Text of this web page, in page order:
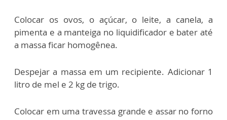
Colocar os ovos, o açúcar, o leite, a canela, a
pimenta e a manteiga no liquidificador e bater até
a massa ficar homogênea.
Despejar a massa em um recipiente. Adicionar 1
litro de mel e 2 kg de trigo.
Colocar em uma travessa grande e assar no forno